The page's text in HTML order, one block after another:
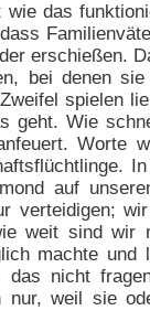
das
erschießen.
bei denen
spielen
geht. Wie
Worte
auf
verteidigen;
weit sind wir
machte und
das nicht
nur, weil sie